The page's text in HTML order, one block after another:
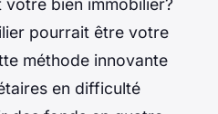
bien immobilier?
pourrait être votre
méthode innovante
en difficulté